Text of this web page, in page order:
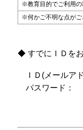
※教育目的でご利用の
※何かご不明な点がご
◆ すでにＩＤを
ＩＤ(メールアド
パスワード：